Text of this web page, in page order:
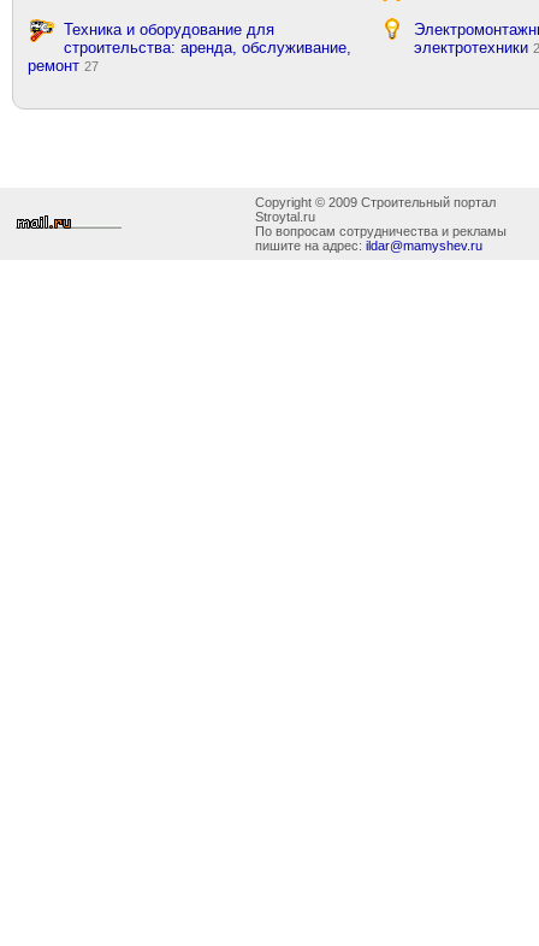
Техника и оборудование для
строительства: аренда, обслуживание,
ремонт 27
электротехники
Copyright © 2009 Строительный портал
Stroytal.ru
По вопросам сотрудничества и рекламы
пишите на адрес: ildar@mamyshev.ru